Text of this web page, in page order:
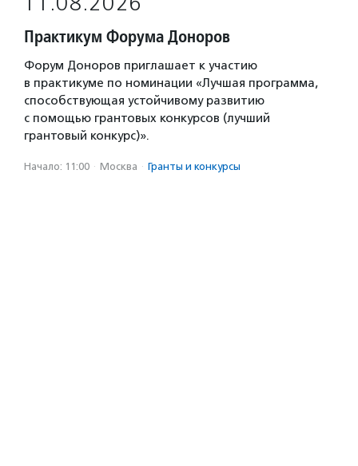
Практикум Форума Доноров
Форум Доноров приглашает к участию
в практикуме по номинации «Лучшая программа,
способствующая устойчивому развитию
с помощью грантовых конкурсов (лучший
грантовый конкурс)».
Начало: 11:00 · Москва · Гранты и конкурсы